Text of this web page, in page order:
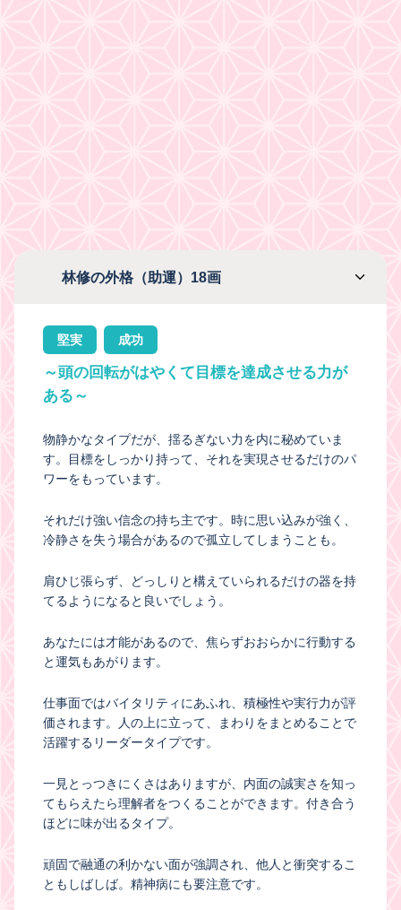
林修の外格（助運）18画
堅実 成功
～頭の回転がはやくて目標を達成させる力が
ある～
物静かなタイプだが、揺るぎない力を内に秘めていま
す。目標をしっかり持って、それを実現させるだけのパ
ワーをもっています。
それだけ強い信念の持ち主です。時に思い込みが強く、
冷静さを失う場合があるので孤立してしまうことも。
肩ひじ張らず、どっしりと構えていられるだけの器を持
てるようになると良いでしょう。
あなたには才能があるので、焦らずおおらかに行動する
と運気もあがります。
仕事面ではバイタリティにあふれ、積極性や実行力が評
価されます。人の上に立って、まわりをまとめることで
活躍するリーダータイプです。
一見とっつきにくさはありますが、内面の誠実さを知っ
てもらえたら理解者をつくることができます。付き合う
ほどに味が出るタイプ。
頑固で融通の利かない面が強調され、他人と衝突するこ
ともしばしば。精神病にも要注意です。